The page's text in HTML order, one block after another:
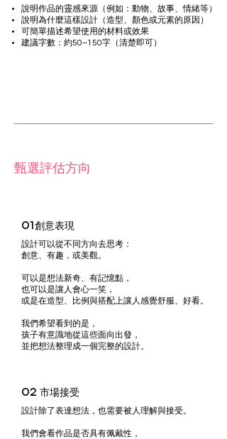
說明作品的靈感來源（例如：動物、故事、情緒等）
說明為什麼這樣設計（造型、顏色或元素的原因）
可簡單描述希望使用的材料或效果
建議字數：約50–150字（清楚即可）
甄選評估方向
01創意表現
設計可以從不同方向去思考：
創意、有趣，或美觀。
可以是想法新奇、有記憶點，
也可以是讓人會心一笑，
或是在造型、比例與搭配上讓人感覺舒服、好看。
我們希望看到的是，
孩子有意識地從這些面向出發，
並把想法整理成一個完整的設計。
02 市場接受
設計除了表達想法，也需要被人理解與接受。
我們會看作品是否具有佩戴性，